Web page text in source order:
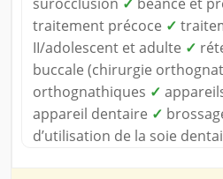
traitement précoce ✓
II/adolescent et adulte ✓
buccale (chirurgie
orthognathiques ✓
appareil dentaire ✓
d’utilisation de la soie